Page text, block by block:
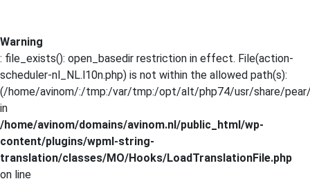
Warning
: file_exists(): open_basedir restriction in effect. File(action-
scheduler-nl_NL.l10n.php) is not within the allowed path(s):
(/home/avinom/:/tmp:/var/tmp:/opt/alt/php74/usr/share/
in
/home/avinom/domains/avinom.nl/public_html/wp-
content/plugins/wpml-string-
translation/classes/MO/Hooks/LoadTranslationFile.php
on line